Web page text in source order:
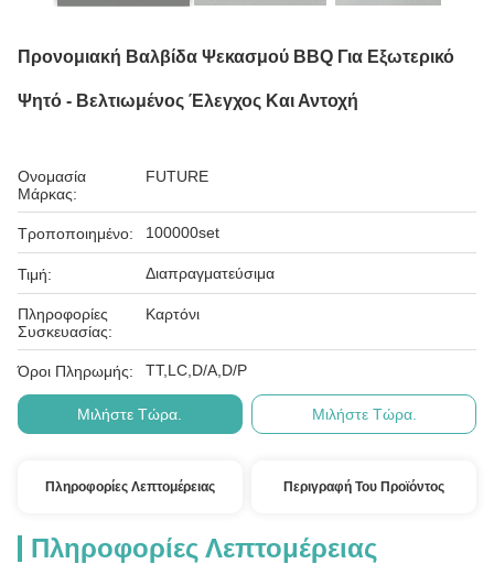
Προνομιακή Βαλβίδα Ψεκασμού BBQ Για Εξωτερικό
Ψητό - Βελτιωμένος Έλεγχος Και Αντοχή
Ονομασία
Μάρκας:
FUTURE
Τροποποιημένο: 100000set
Τιμή: Διαπραγματεύσιμα
Πληροφορίες
Συσκευασίας:
Καρτόνι
Όροι Πληρωμής: ΤΤ,LC,D/A,D/P
Μιλήστε Τώρα. Μιλήστε Τώρα.
Πληροφορίες Λεπτομέρειας Περιγραφή Του Προϊόντος
Πληροφορίες Λεπτομέρειας